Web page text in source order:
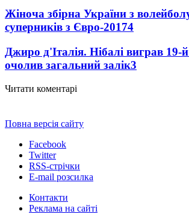
Жіноча збірна України з
суперників з Євро-20174
Джиро д'Італія. Нібалі виграв 19-
очолив загальний залік3
Читати коментарі
Повна версія сайту
Facebook
Twitter
RSS-стрічки
E-mail розсилка
Контакти
Реклама на сайті